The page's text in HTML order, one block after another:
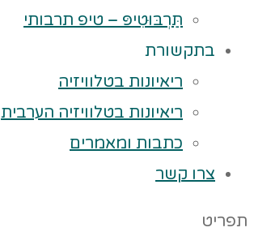
תַּרְבּוּטִיפּ – טיפ תרבותי
בתקשורת
ריאיונות בטלוויזיה
ריאיונות בטלוויזיה הערבית
כתבות ומאמרים
צרו קשר
תפריט